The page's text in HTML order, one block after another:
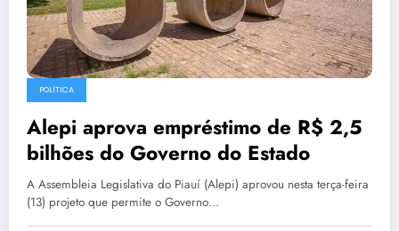
POLÍTICA
Alepi aprova empréstimo de R$ 2,5
bilhões do Governo do Estado
A Assembleia Legislativa do Piauí (Alepi) aprovou nesta terça-feira
(13) projeto que permite o Governo…